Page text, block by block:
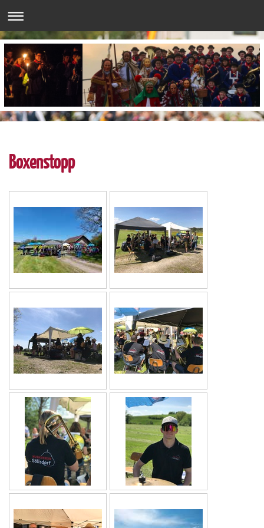
Boxenstopp